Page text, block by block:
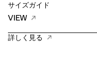
サイズガイド
VIEW
詳しく見る